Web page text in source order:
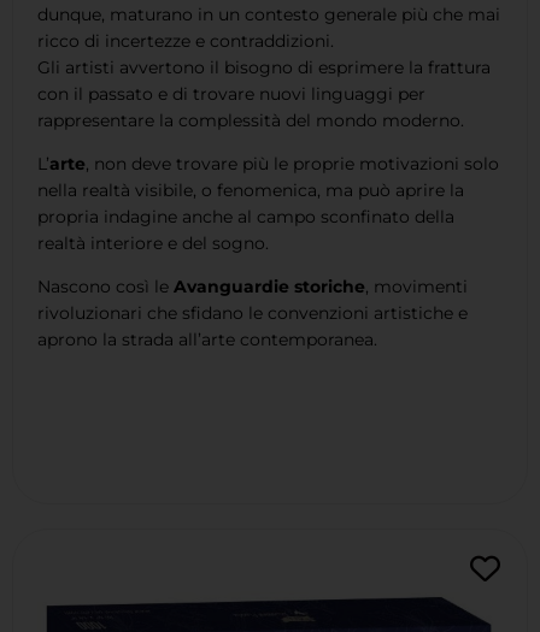
dunque, maturano in un contesto generale più che mai
ricco di incertezze e contraddizioni.
Gli artisti avvertono il bisogno di esprimere la frattura
con il passato e di trovare nuovi linguaggi per
rappresentare la complessità del mondo moderno.
L’arte , non deve trovare più le proprie motivazioni solo
nella realtà visibile, o fenomenica, ma può aprire la
propria indagine anche al campo sconfinato della
realtà interiore e del sogno.
Nascono così le Avanguardie storiche , movimenti
rivoluzionari che sfidano le convenzioni artistiche e
aprono la strada all’arte contemporanea.